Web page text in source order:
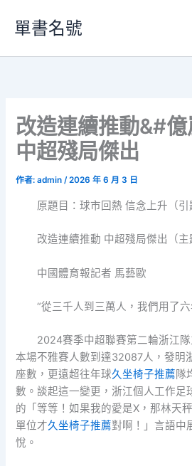
要
單書名號
改造連續推動&#
中超殘局傑出
作者:admin/2026 年 6 月 3 日
原題目：球市回熱 信念上升（引
改造連續推動 中超殘局傑出（主
中國體育報記者 馬藝歐
“從三千人到三萬人，我們用了
2024賽季中超聯賽第二輪浙江
本場不雅賽人數到達32087人，發明
座數，更遠超往年球久坐椅子推薦隊
數。談起這一變更，浙江個人工作足
的「等等！如果我的愛是X，那林天
單位才久坐椅子推薦對啊！」言語中
悅。